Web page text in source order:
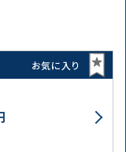
お気に入り